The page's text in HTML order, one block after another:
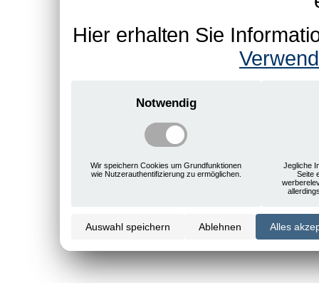
Hier erhalten Sie
Notwendig
Wir speichern Cookies um Grundfunktionen
wie Nutzerauthentifizierung zu ermöglichen.
Jegliche
Seite
Auswahl speichern Ablehnen Alles